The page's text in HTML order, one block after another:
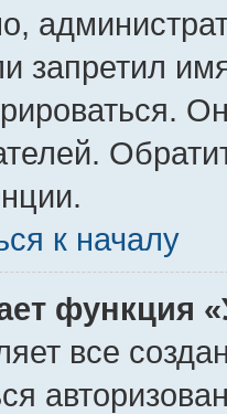
запретил
к началу
функция
все